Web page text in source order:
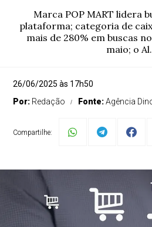
Marca POP MART lidera
plataforma; categoria de
mais de 280% em buscas
maio; o
26/06/2025 às 17h50
Por: Redação Fonte:Agência
Compartilhe: